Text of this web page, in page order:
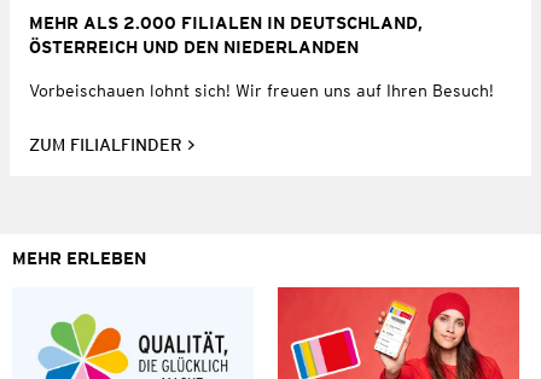
MEHR ALS 2.000 FILIALEN IN DEUTSCHLAND,
ÖSTERREICH UND DEN NIEDERLANDEN
Vorbeischauen lohnt sich! Wir freuen uns auf Ihren Besuch!
ZUM FILIALFINDER
MEHR ERLEBEN